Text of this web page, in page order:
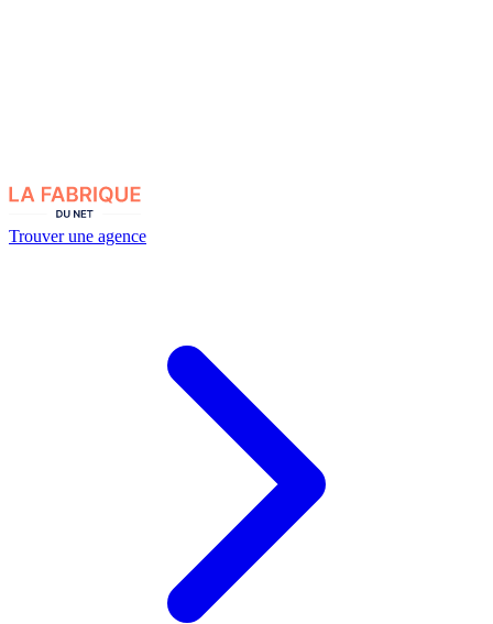
Trouver une agence